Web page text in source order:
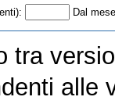
Dal
tra
alle